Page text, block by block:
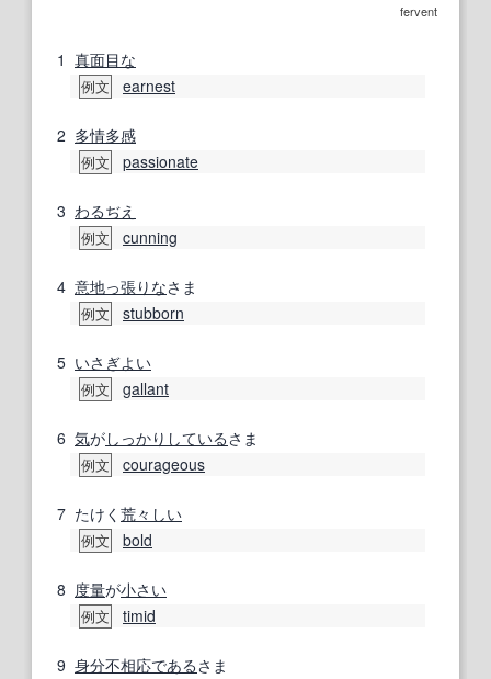
fervent
1 真面目な
例文 earnest
2 多情多感
例文 passionate
3 わるぢえ
例文 cunning
4 意地っ張りなさま
例文 stubborn
5 いさぎよい
例文 gallant
6 気がしっかりしているさま
例文 courageous
7 たけく 荒々しい
例文 bold
8 度量が小さい
例文 timid
9 身分不相応であるさま